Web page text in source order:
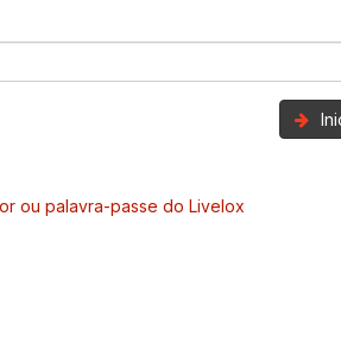
ou palavra-passe do Livelox